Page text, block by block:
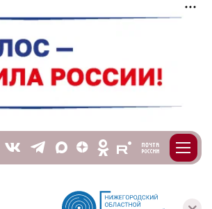
V T X Z O E m